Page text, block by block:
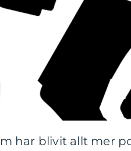
har blivit allt mer